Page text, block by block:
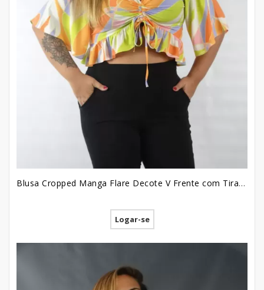
Blusa Cropped Manga Flare Decote V Frente com Tiras Bainha com Babado Pus Size em Viscose Branco Colors [2209027]
Logar-se